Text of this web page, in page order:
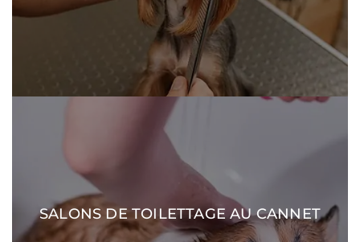
SALONS DE TOILETTAGE AU CANNET
DÉCOUVRIR